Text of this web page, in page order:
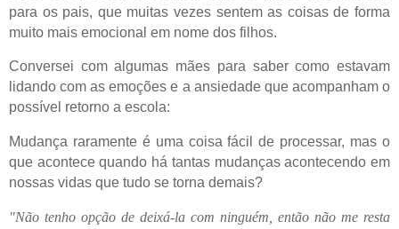
para os pais, que muitas vezes sentem as coisas de forma
muito mais emocional em nome dos filhos.
Conversei com algumas mães para saber como estavam
lidando com as emoções e a ansiedade que acompanham o
possível retorno a escola:
Mudança raramente é uma coisa fácil de processar, mas o
que acontece quando há tantas mudanças acontecendo em
nossas vidas que tudo se torna demais?
"Não tenho opção de deixá-la com ninguém, então não me resta